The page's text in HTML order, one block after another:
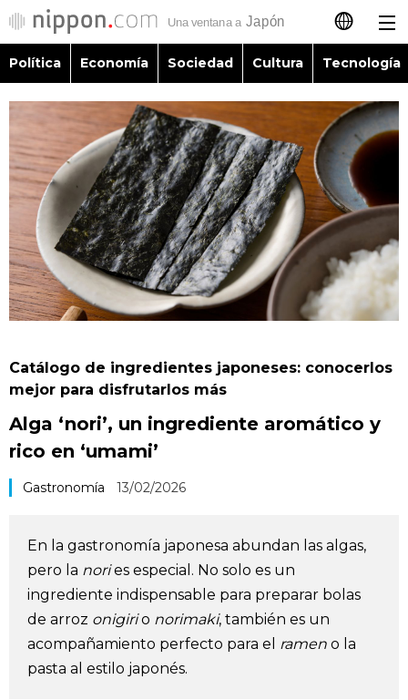
日本語
English
简体字
繁體字
Français
العربية
Política
Economía
Sociedad
Tecnología
Vida
Guía de Japón
Vídeos e imágenes
En profundidad
Más
Política Economía Sociedad Cultura Tecnología
Catálogo de ingredientes japoneses: conocerlos
mejor para disfrutarlos más
Alga ‘nori’, un ingrediente aromático y
rico en ‘umami’
Gastronomía 13/02/2026
En la gastronomía japonesa abundan las algas,
pero la nories especial. No solo es un
ingrediente indispensable para preparar bolas
de arroz onigirio norimaki, también es un
acompañamiento perfecto para el
rameno la
pasta al estilo japonés.